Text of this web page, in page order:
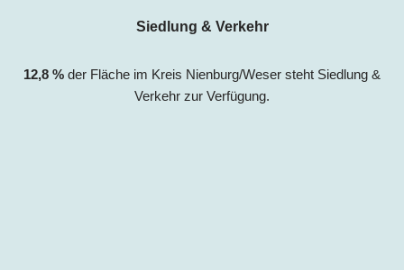
Siedlung & Verkehr
12,8 % der Fläche im Kreis Nienburg/Weser steht Siedlung &
Verkehr zur Verfügung.